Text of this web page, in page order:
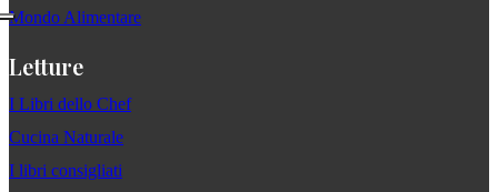
Mondo Alimentare
Letture
I Libri dello Chef
Cucina Naturale
I libri consigliati